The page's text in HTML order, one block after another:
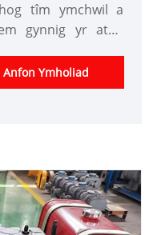
tîm ymchwil a
gynnig yr ateb
wedi bod yn
yn unol â chais
Anfon Ymholiad